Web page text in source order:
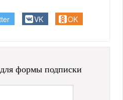
VK OK
для формы подписки